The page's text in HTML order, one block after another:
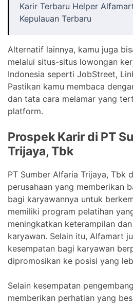
Karir Terbaru Helper
Kepulauan Terbaru
Alternatif lainnya, kamu juga
melalui situs-situs lowongan
Indonesia seperti JobStreet,
Pastikan kamu membaca
dan tata cara melamar yang
platform.
Prospek Karir di PT
Trijaya, Tbk
PT Sumber Alfaria Trijaya, Tbk
perusahaan yang memberikan
bagi karyawannya untuk
memiliki program pelatihan
meningkatkan keterampilan
karyawan. Selain itu, Alfamart
kesempatan bagi karyawan
dipromosikan ke posisi yang
Selain kesempatan
memberikan perhatian yang